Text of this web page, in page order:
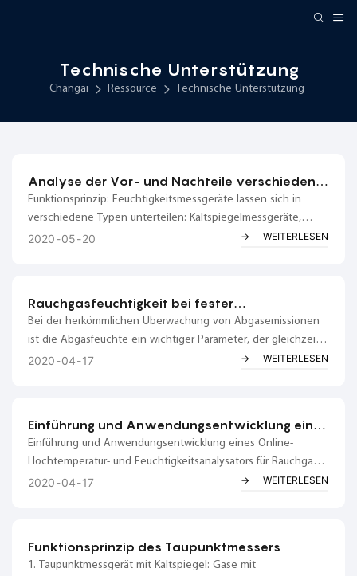
Technische Unterstützung
Changai Ressource Technische Unterstützung
Analyse der Vor- und Nachteile verschiedener
Methoden zur Messung des
Feuchtigkeitstaupunkts
Funktionsprinzip: Feuchtigkeitsmessgeräte lassen sich in
verschiedene Typen unterteilen: Kaltspiegelmessgeräte,
vollabsorbierende Elektrolyse-Messgeräte, Al₂O₃-
sowie mechanische Messgeräte. Zu den bekanntesten dieser
Typen zählen das vollabsorbierende elektrolytische Mikro-
Feuchtigkeitsmessgerät und das Al₂O₃-Kondensatormessgerät.
2020 05 20 WEITERLESEN
Rauchgasfeuchtigkeit bei fester
Schadstoffquelle
Bei der herkömmlichen Überwachung von Abgasemissionen
ist die Abgasfeuchte ein wichtiger Parameter, der gleichzeitig
am schwierigsten genau zu messen ist. Die
2020 04 17 WEITERLESEN
Einführung und Anwendungsentwicklung eines
Online-Hochtemperatur- und
Feuchtigkeitsanalysators für Rauchgase
Einführung und Anwendungsentwicklung eines Online-
Hochtemperatur- und Feuchtigkeitsanalysators für Rauchgase
Vorwort Die Messung der Rauchgasfeuchte im Abgas
gasförmigen Schadstoffen...
2020 04 17 WEITERLESEN
Funktionsprinzip des Taupunktmessers
1. Taupunktmessgerät mit Kaltspiegel: Gase mit